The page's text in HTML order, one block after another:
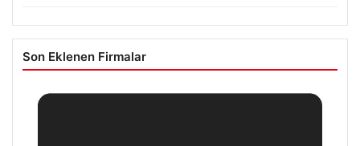
Son Eklenen Firmalar